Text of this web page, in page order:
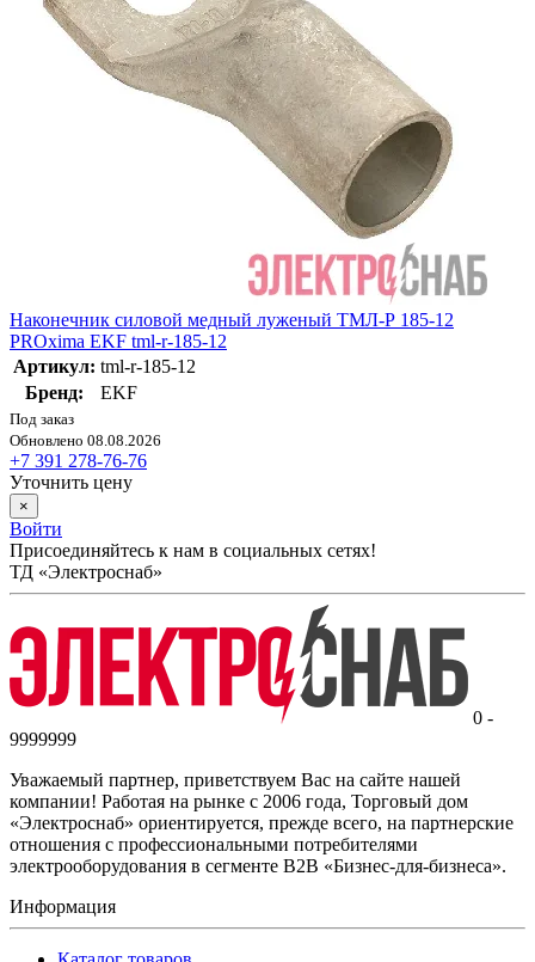
Наконечник силовой медный луженый ТМЛ-Р 185-12
PROxima EKF tml-r-185-12
Артикул: tml-r-185-12
Бренд:
EKF
Под заказ
Обновлено 08.08.2026
+7 391 278-76-76
Уточнить цену
×
Войти
Присоединяйтесь к нам в социальных сетях!
ТД «Электроснаб»
0 -
9999999
Уважаемый партнер, приветствуем Вас на сайте нашей
компании! Работая на рынке с 2006 года, Торговый дом
«Электроснаб» ориентируется, прежде всего, на партнерские
отношения с профессиональными потребителями
электрооборудования в сегменте B2B «Бизнес-для-бизнеса».
Информация